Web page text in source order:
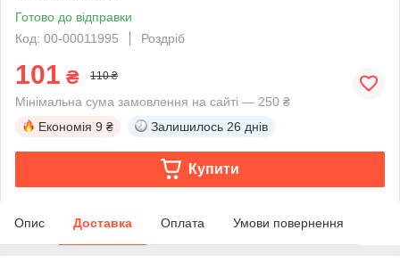
Готово до відправки
Код: 00-00011995
Роздріб
101 ₴ 110 ₴
Мінімальна сума замовлення на сайті — 250 ₴
Економія 9 ₴ Залишилось 26 днів
Купити
Опис Доставка Оплата Умови повернення